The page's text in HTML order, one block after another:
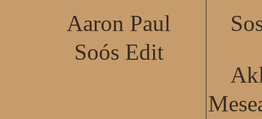
Aaron Paul
Soós Edit